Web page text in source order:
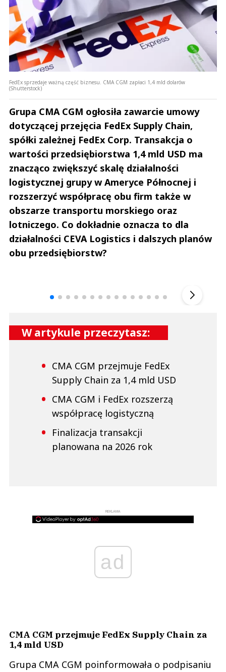
FedEx sprzedaje ważną część biznesu. CMA CGM zapłaci 1,4 mld dolarów
(Shutterstock)
Grupa CMA CGM ogłosiła zawarcie umowy
dotyczącej przejęcia FedEx Supply Chain,
spółki zależnej FedEx Corp. Transakcja o
wartości przedsiębiorstwa 1,4 mld USD ma
znacząco zwiększyć skalę działalności
logistycznej grupy w Ameryce Północnej i
rozszerzyć współpracę obu firm także w
obszarze transportu morskiego oraz
lotniczego. Co dokładnie oznacza to dla
działalności CEVA Logistics i dalszych planów
obu przedsiębiorstw?
W artykule przeczytasz:
CMA CGM przejmuje FedEx
Supply Chain za 1,4 mld USD
CMA CGM i FedEx rozszerzą
współpracę logistyczną
Finalizacja transakcji
planowana na 2026 rok
REKLAMA
ad
CMA CGM przejmuje FedEx Supply Chain za
1,4 mld USD
Grupa CMA CGM poinformowała o podpisaniu